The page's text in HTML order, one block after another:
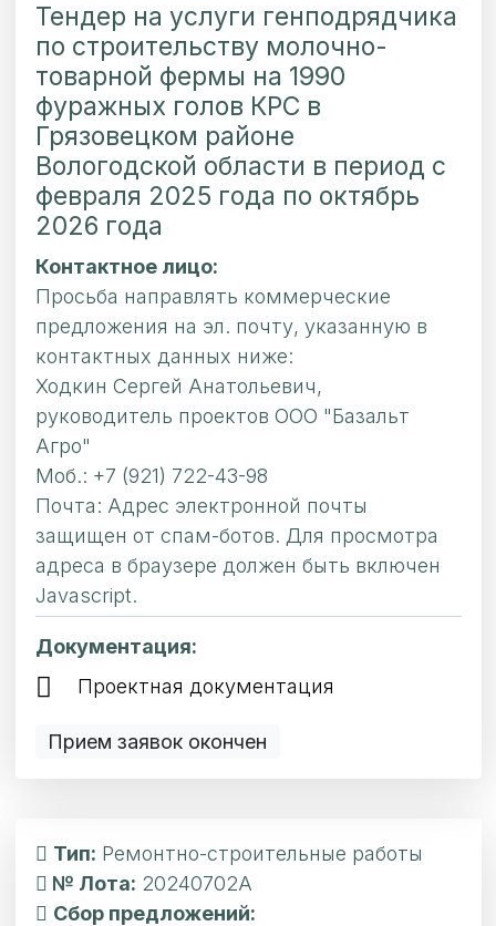
Тендер на услуги генподрядчика
по строительству молочно-
товарной фермы на 1990
фуражных голов КРС в
Грязовецком районе
Вологодской области в период с
февраля 2025 года по октябрь
2026 года
Контактное лицо:
Просьба направлять коммерческие
предложения на эл. почту, указанную в
контактных данных ниже:
Ходкин Сергей Анатольевич,
руководитель проектов ООО "Базальт
Агро"
Моб.: +7 (921) 722-43-98
Почта: Адрес электронной почты
защищен от спам-ботов. Для просмотра
адреса в браузере должен быть включен
Javascript.
Документация:
Проектная документация
Прием заявок окончен
Тип: Ремонтно-строительные работы
№ Лота: 20240702А
Сбор предложений: